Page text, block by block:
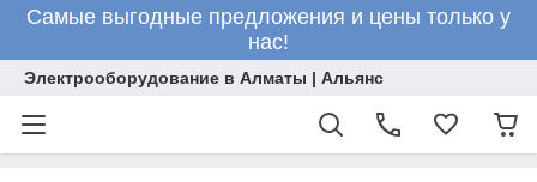
Самые выгодные предложения и цены только у
нас!
Электрооборудование в Алматы | Альянс